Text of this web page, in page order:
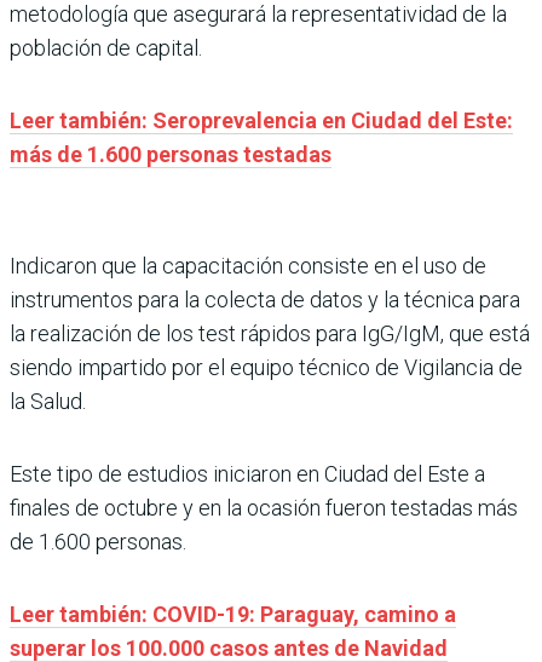
metodología que asegurará la representatividad de la
población de capital.
Leer también: Seroprevalencia en Ciudad del Este:
más de 1.600 personas testadas
Indicaron que la capacitación consiste en el uso de
instrumentos para la colecta de datos y la técnica para
la realización de los test rápidos para IgG/IgM, que está
siendo impartido por el equipo técnico de Vigilancia de
la Salud.
Este tipo de estudios iniciaron en Ciudad del Este a
finales de octubre y en la ocasión fueron testadas más
de 1.600 personas.
Leer también: COVID-19: Paraguay, camino a
superar los 100.000 casos antes de Navidad